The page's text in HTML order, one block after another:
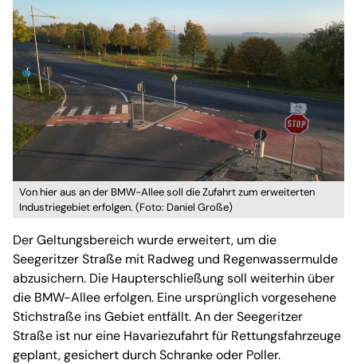
Von hier aus an der BMW-Allee soll die Zufahrt zum erweiterten
Industriegebiet erfolgen. (Foto: Daniel Große)
Der Geltungsbereich wurde erweitert, um die
Seegeritzer Straße mit Radweg und Regenwassermulde
abzusichern. Die Haupterschließung soll weiterhin über
die BMW-Allee erfolgen. Eine ursprünglich vorgesehene
Stichstraße ins Gebiet entfällt. An der Seegeritzer
Straße ist nur eine Havariezufahrt für Rettungsfahrzeuge
geplant, gesichert durch Schranke oder Poller.